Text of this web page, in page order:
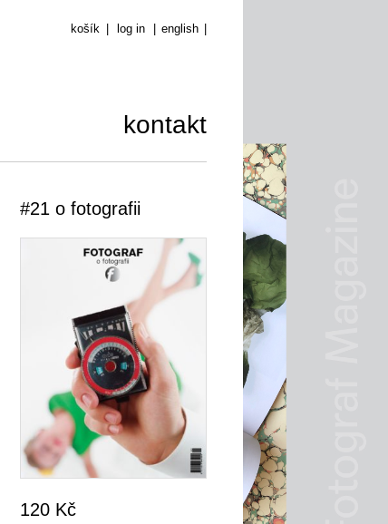
košík log in english
kontakt
#21 o fotografii
120 Kč